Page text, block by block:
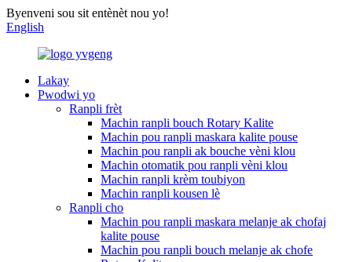
Byenveni sou sit entènèt nou yo!
English
Lakay
Pwodwi yo
Ranpli frèt
Machin ranpli bouch Rotary Kalite
Machin pou ranpli maskara kalite pouse
Machin pou ranpli ak bouche vèni klou
Machin otomatik pou ranpli vèni klou
Machin ranpli krèm toubiyon
Machin ranpli kousen lè
Ranpli cho
Machin pou ranpli maskara melanje ak chofaj
kalite pouse
Machin pou ranpli bouch melanje ak chofe